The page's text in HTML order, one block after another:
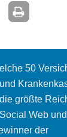
elche 50
und
die größte
Social Web
der